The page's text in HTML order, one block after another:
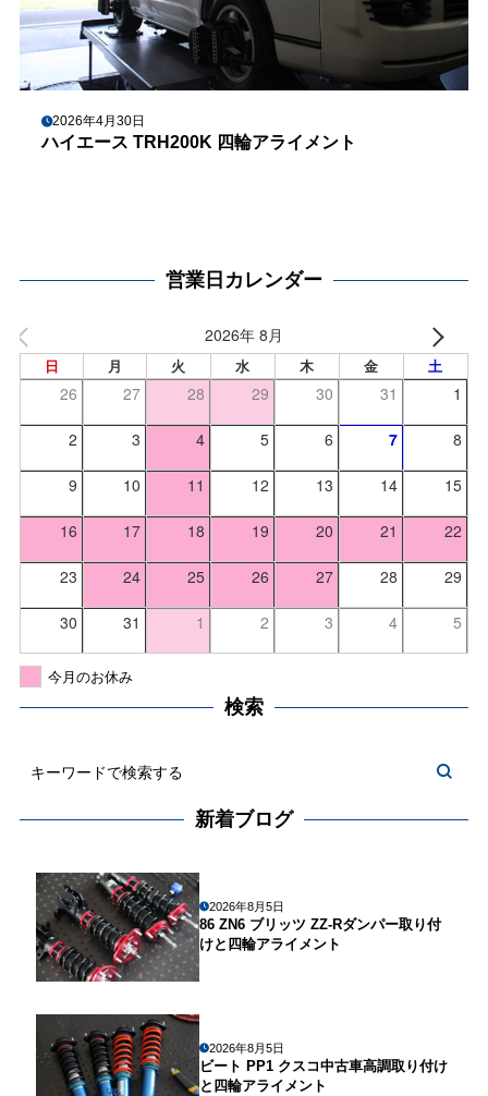
2026年4月30日
ハイエース TRH200K 四輪アライメント
営業日カレンダー
2026年 8月
日 月 火 水 木 金 土
26 27 28 29 30 31 1
2 3 4 5 6 7 8
9 10 11 12 13 14 15
16 17 18 19 20 21 22
23 24 25 26 27 28 29
30 31 1 2 3 4 5
今月のお休み
検索
新着ブログ
2026年8月5日
86 ZN6 ブリッツ ZZ-Rダンパー取り付
けと四輪アライメント
2026年8月5日
ビート PP1 クスコ中古車高調取り付け
と四輪アライメント